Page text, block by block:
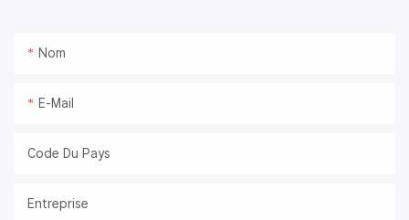
Nom
E-Mail
Code Du Pays
Entreprise